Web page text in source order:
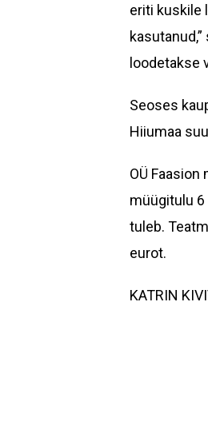
eriti kuskile
loodetakse
Seoses
Hiiumaa
OÜ
müügitulu
tuleb.
eurot.
KATRIN